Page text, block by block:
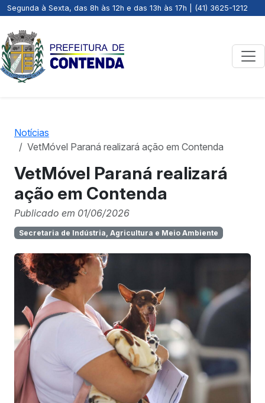
Segunda à Sexta, das 8h às 12h e das 13h às 17h | (41) 3625-1212
Notícias
VetMóvel Paraná realizará ação em Contenda
VetMóvel Paraná realizará
ação em Contenda
Publicado em 01/06/2026
Secretaria de Indústria, Agricultura e Meio Ambiente